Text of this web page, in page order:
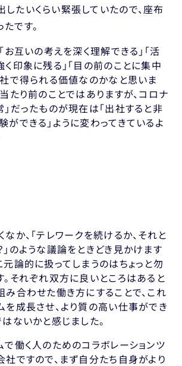
たいくらい緊張していたので、座布
です。
お互いの考えを深く理解できる」「活
印象に残る」「目の前のことに集中
で得られる価値なのかなと思いま
たり前のことではありますが、コロナ
だったものが現在は「出社すると非
できる」ように変わってきているよ
か、「テレワークを続けるか、それと
のような議論をときどき見かけます
論的に扱ってしまうのはちょっと勿
それぞれ双方に良いところはあると
み合わせた働き方にすることで、これ
を成長させ、より質の高い仕事ができ
ないかと感じました。
働く人のためのコラボレーションツ
ですので、まず自分たち自身がより